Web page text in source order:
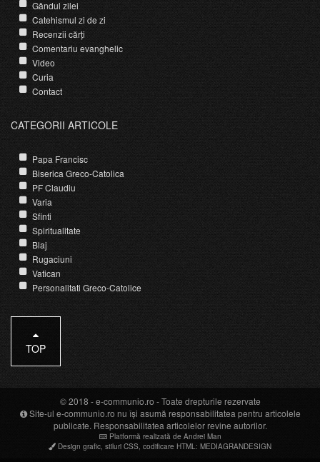
Gândul zilei
Catehismul zi de zi
Recenzii cărți
Comentariu evanghelic
Video
Curia
Contact
CATEGORII ARTICOLE
Papa Francisc
Biserica Greco-Catolica
PF Claudiu
Varia
Sfinti
Spiritualitate
Blaj
Rugaciuni
Vatican
Personalitati Greco-Catolice
TOP
© 2018 -e-communio.ro - Toate drepturile rezervate
Site-ul e-communio.ro nu își asumă responsabilitatea pentru articolele
publicate. Responsabilitatea articolelor revine autorilor.
Platformă realizată de Andrei Man
Design grafic stiluri CSS codificare HTML : MEDIAGRANDESIGN